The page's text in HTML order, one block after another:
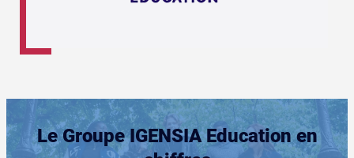
Le Groupe IGENSIA Education en